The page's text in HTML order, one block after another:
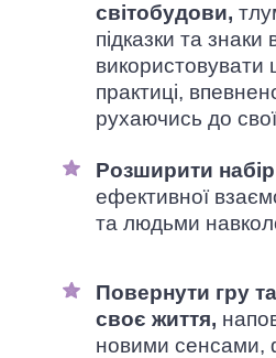
світобудови,
підказки та
використовувати
практиці,
рухаючись до
Розширити
ефективної
та людьми
Повернути гру
своє життя,
новими сенсами,